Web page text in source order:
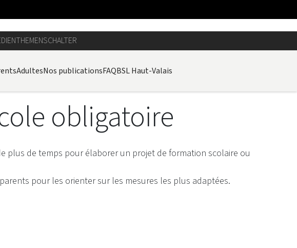
THEMENSCHALTER
AdultesNos publicationsFAQBSL Haut-Valais
obligatoire
plus de temps pour élaborer un projet de formation scolaire ou
pour les orienter sur les mesures les plus adaptées.